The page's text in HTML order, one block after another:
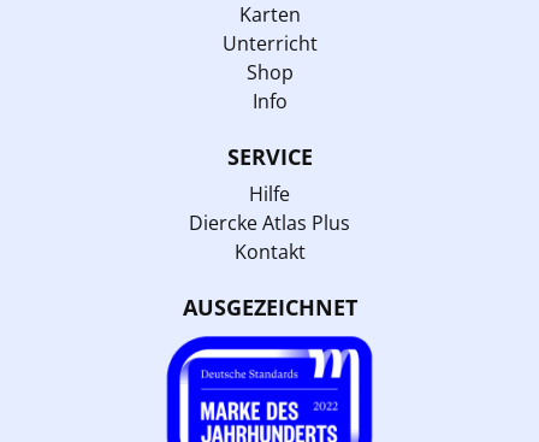
Karten
Unterricht
Shop
Info
SERVICE
Hilfe
Diercke Atlas Plus
Kontakt
AUSGEZEICHNET